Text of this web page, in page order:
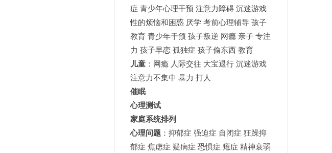
症 青少年心理干预 注意力障碍 沉迷游戏
性的烦恼和困惑 厌学 考前心理辅导 孩子
教育 青少年干预 孩子叛逆 网瘾 亲子 专注
力 孩子早恋 孤独症 孩子偷东西 教育
儿童：网瘾 人际交往 大宝退行 沉迷游戏
注意力不集中 暴力 打人
催眠
心理测试
家庭系统排列
心理问题：抑郁症 强迫症 自闭症 狂躁抑
郁症 焦虑症 疑病症 恐惧症 癔症 精神衰弱